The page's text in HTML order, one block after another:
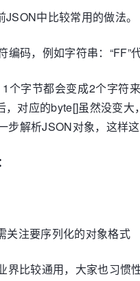
中比较常用的做法。
编码，例如字符串：“FF”
个字节都会变成2个字符
，对应的byte[]虽然没变
步解析JSON对象，这样
关注要序列化的对象格式
界比较通用，大家也习